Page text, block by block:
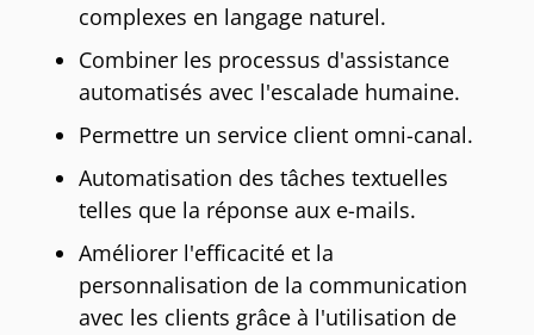
complexes en langage naturel.
Combiner les processus d'assistance
automatisés avec l'escalade humaine.
Permettre un service client omni-canal.
Automatisation des tâches textuelles
telles que la réponse aux e-mails.
Améliorer l'efficacité et la
personnalisation de la communication
avec les clients grâce à l'utilisation de